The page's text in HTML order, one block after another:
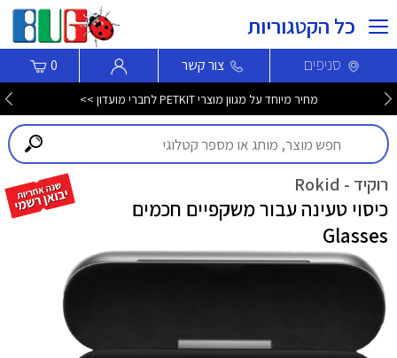
כל הקטגוריות
סניפים צור קשר 0
מחיר מיוחד על מגוון מוצרי PETKIT לחברי מועדון >>
רוקיד - Rokid
כיסוי טעינה עבור משקפיים חכמים
Glasses